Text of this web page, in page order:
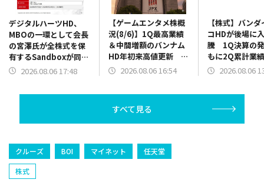
デジタルハーツHD、
MBOの一環として会長
の宮澤氏が全株式を保
有するSandboxが同社
株式に対するTOBを実
2026.08.06 17:48
【ゲームエンタメ株概
況(8/6)】1Q最高業績
＆中間増額のバンナム
HD年初来高値更新 コ
ロプラ伸び悩む、
2026.08.06 16:54
【株式】バン
コHDが後場に
騰 1Q決算の
もに2Q累計業
上方修正を発表
2026.08.06
すべて見る
クルーズ BOI マイネット
任天堂
株式